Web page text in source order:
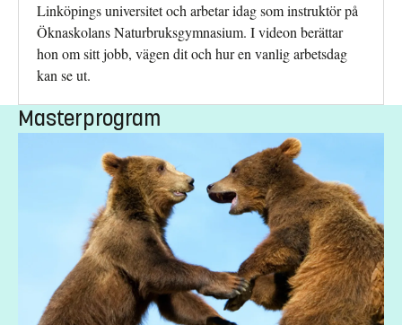
Linköpings universitet och arbetar idag som instruktör på
Öknaskolans Naturbruksgymnasium. I videon berättar
hon om sitt jobb, vägen dit och hur en vanlig arbetsdag
kan se ut.
Masterprogram